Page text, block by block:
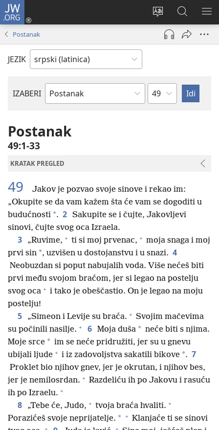
JW.ORG
Promeni
jezik
sajta
Prijava
(otvara
prozor)
Pretraga
sajta
JW.ORG
Postanak
JEZIK
IZABERI
Biblijska
Poglavlje
Postanak
49:1-33
KRATAK PREGLED
49
Jakov je pozvao svoje sinove i rekao im:
„Okupite se da vam kažem šta će vam se dogoditi u
budućnosti *. 2 Sakupite se i čujte, Jakovljevi
sinovi, čujte svog oca Izraela.
3 „Ruvime, + ti si moj prvenac, + moja snaga i moj
prvi sin *, uzvišen u dostojanstvu i u snazi. 4
Neobuzdan si poput nabujalih voda. Više nećeš biti
prvi među svojom braćom, jer si legao na postelju
svog oca + i tako je obeščastio. On je legao na moju
postelju!
5 „Simeon i Levije su braća. + Svojim mačevima
su počinili nasilje. + 6 Moja duša * neće biti s njima.
Moje srce * im se neće pridružiti, jer su u gnevu
ubijali ljude + i iz zadovoljstva sakatili bikove *. 7
Proklet bio njihov gnev, jer je okrutan, i njihov bes,
jer je nemilosrdan. + Razdeliću ih po Jakovu i rasuću
ih po Izraelu. +
8 „Tebe će, Judo, + tvoja braća hvaliti. +
Porazićeš svoje neprijatelje. * + Klanjaće ti se sinovi